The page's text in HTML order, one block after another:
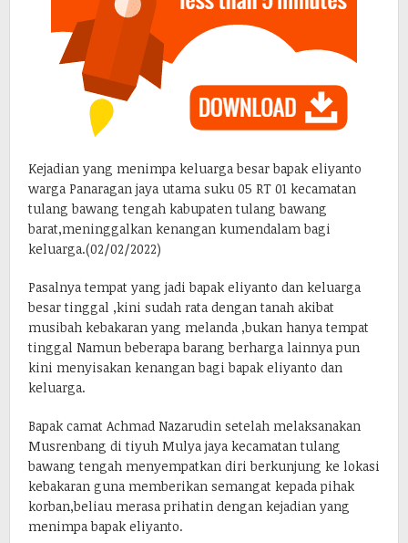
Kejadian yang menimpa keluarga besar bapak eliyanto
warga Panaragan jaya utama suku 05 RT 01 kecamatan
tulang bawang tengah kabupaten tulang bawang
barat,meninggalkan kenangan kumendalam bagi
keluarga.(02/02/2022)
Pasalnya tempat yang jadi bapak eliyanto dan keluarga
besar tinggal ,kini sudah rata dengan tanah akibat
musibah kebakaran yang melanda ,bukan hanya tempat
tinggal Namun beberapa barang berharga lainnya pun
kini menyisakan kenangan bagi bapak eliyanto dan
keluarga.
Bapak camat Achmad Nazarudin setelah melaksanakan
Musrenbang di tiyuh Mulya jaya kecamatan tulang
bawang tengah menyempatkan diri berkunjung ke lokasi
kebakaran guna memberikan semangat kepada pihak
korban,beliau merasa prihatin dengan kejadian yang
menimpa bapak eliyanto.